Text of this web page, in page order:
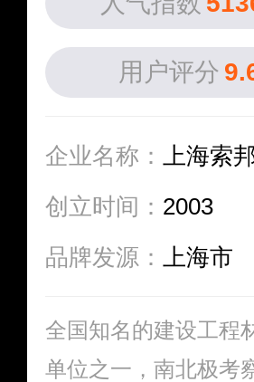
用户评分
企业名称：
上海索
创立时间： 2003
品牌发源：
上海市
全国知名的建设工程
单位之一，南北极考